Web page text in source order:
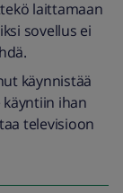
laittamaan
sovellus ei
käynnistää
ihan
televisioon